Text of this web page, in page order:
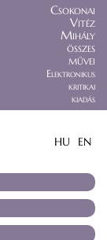
Csokonai
Vitéz
Mihály
összes
művei
Elektronikus
kritikai
kiadás
HU EN